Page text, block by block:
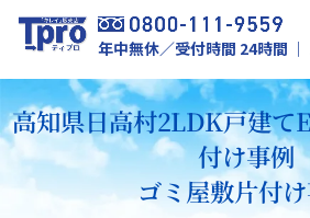
年中無休／受付時間 24時間
高知県日高村2LDK戸建て
付け事例
ゴミ屋敷片付